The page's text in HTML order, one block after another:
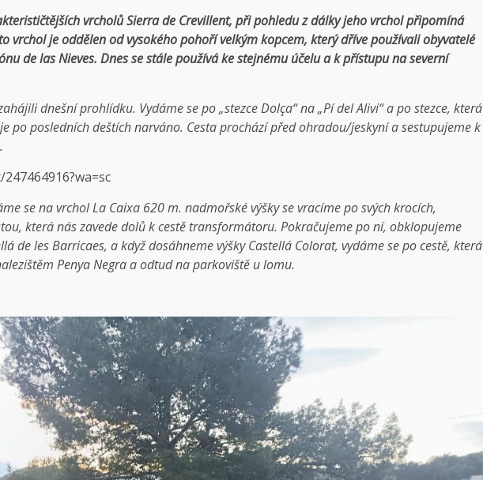
vrcholů Sierra de Crevillent, při pohledu z dálky jeho vrchol připomíná
vrchol je oddělen od vysokého pohoří velkým kopcem, který dříve používali obyvatelé
de las Nieves. Dnes se stále používá ke stejnému účelu a k přístupu na severní
dnešní prohlídku. Vydáme se po „stezce Dolça“ na „Pí del Alivi“ a po stezce, která
po posledních deštích narváno. Cesta prochází před ohradou/jeskyní a sestupujeme k
se na vrchol La Caixa 620 m. nadmořské výšky se vracíme po svých krocích,
která nás zavede dolů k cestě transformátoru. Pokračujeme po ní, obklopujeme
de les Barricaes, a když dosáhneme výšky Castellá Colorat, vydáme se po cestě, která
Penya Negra a odtud na parkoviště u lomu.